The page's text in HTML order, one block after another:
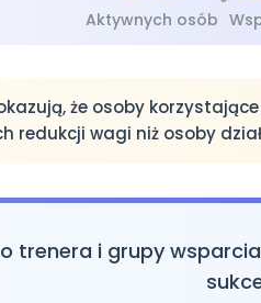
Aktywnych osób
że osoby
redukcji wagi niż osoby
trenera i grupy